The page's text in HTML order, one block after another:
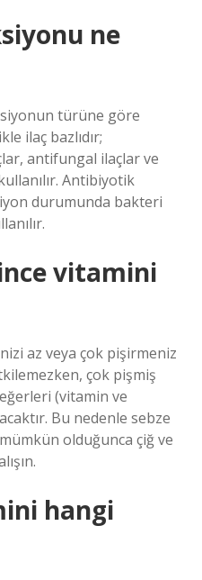
ne
türüne göre
ilaç bazlıdır;
antifungal ilaçlar ve
Antibiyotik
durumunda bakteri
vitamini
az veya çok pişirmeniz
çok pişmiş
(vitamin ve
Bu nedenle sebze
olduğunca çiğ ve
hangi